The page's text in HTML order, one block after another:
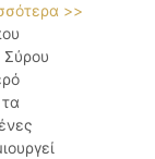
>>
Σύρου